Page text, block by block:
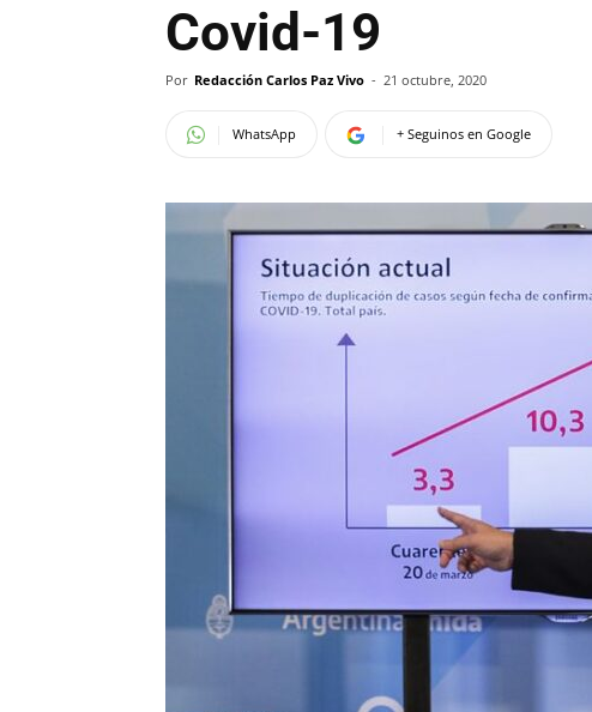
Covid-19
Por Redacción Carlos Paz Vivo - 21 octubre, 2020
WhatsApp + Seguinos en Google